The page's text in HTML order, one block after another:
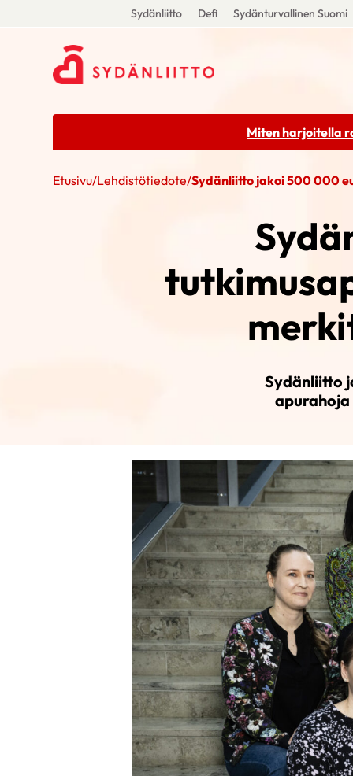
Sydänliitto Defi Sydänturvallinen Suomi
Miten harjoitella
Etusivu/Lehdistötiedote/Sydänliitto jakoi 500 000
Sydänliitto
apurahoja